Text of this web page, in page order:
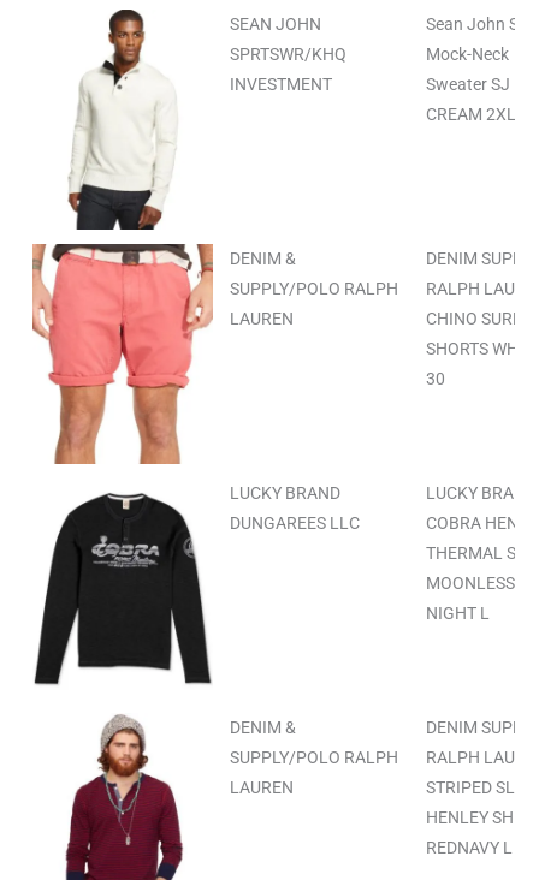
SEAN JOHN
SPRTSWR/KHQ
INVESTMENT
Sean John
Mock-Neck
Sweater SJ
CREAM 2XL
DENIM &
SUPPLY/POLO RALPH
LAUREN
DENIM SUPPLY
RALPH
CHINO
SHORTS
30
LUCKY BRAND
DUNGAREES LLC
LUCKY BRAND
COBRA
THERMAL
MOONLESS
NIGHT L
DENIM &
SUPPLY/POLO RALPH
LAUREN
DENIM SUPPLY
RALPH
STRIPED SLUB
HENLEY SHIRT
REDNAVY L